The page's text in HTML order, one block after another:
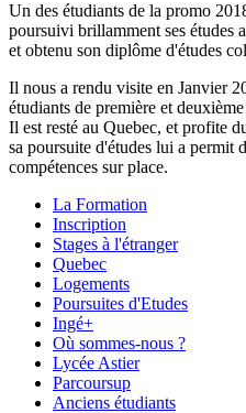
Un des étudiants de la promo
poursuivi brillamment ses études
et obtenu son diplôme d'études
Il nous a rendu visite en Janvier
étudiants de première et
Il est resté au Quebec, et profite
sa poursuite d'études lui a permit
compétences sur place.
La Formation
Inscription
Stages à l'étranger
Quebec
Logements
Poursuites d'Etudes
Ingé+
Où sommes-nous ?
Lycée Astier
Parcoursup
Anciens étudiants